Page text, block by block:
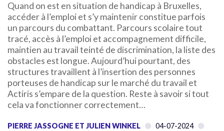
Quand on est en situation de handicap à Bruxelles,
accéder à l’emploi et s’y maintenir constitue parfois
un parcours du combattant. Parcours scolaire tout
tracé, accès à l’emploi et accompagnement difficile,
maintien au travail teinté de discrimination, la liste des
obstacles est longue. Aujourd’hui pourtant, des
structures travaillent à l’insertion des personnes
porteuses de handicap sur le marché du travail et
Actiris s’empare de la question. Reste à savoir si tout
cela va fonctionner correctement…
PIERRE JASSOGNE ET JULIEN WINKEL
04-07-2024